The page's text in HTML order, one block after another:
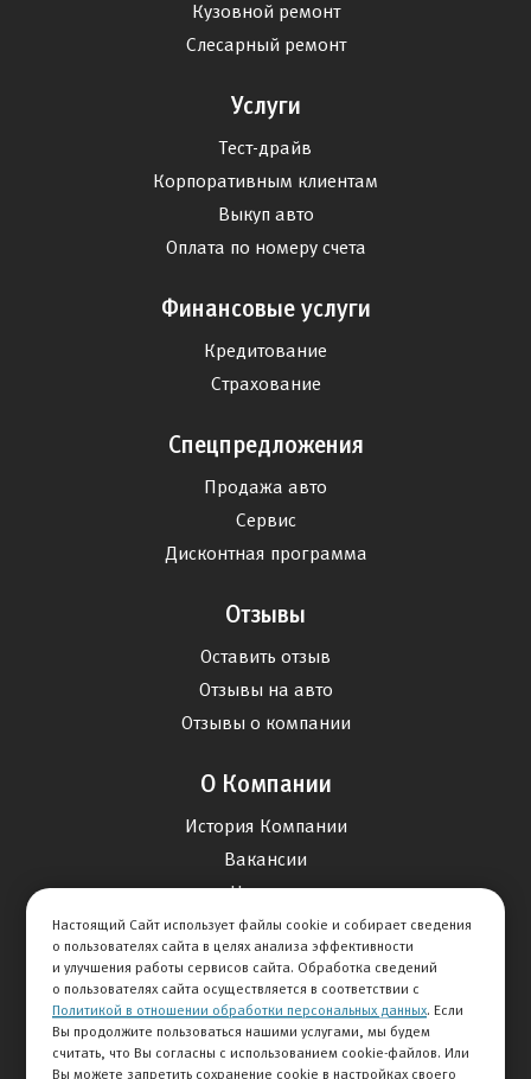
Кузовной ремонт
Слесарный ремонт
Услуги
Тест-драйв
Корпоративным клиентам
Выкуп авто
Оплата по номеру счета
Финансовые услуги
Кредитование
Страхование
Спецпредложения
Продажа авто
Сервис
Дисконтная программа
Отзывы
Оставить отзыв
Отзывы на авто
Отзывы о компании
О Компании
История Компании
Вакансии
Новости
Карта сайта
Контакты
Настоящий Сайт использует файлы cookie и собирает сведения
о пользователях сайта в целях анализа эффективности
и улучшения работы сервисов сайта. Обработка сведений
о пользователях сайта осуществляется в соответствии с
Политикой в отношении обработки персональных данных. Если
Вы продолжите пользоваться нашими услугами, мы будем
считать, что Вы согласны с использованием cookie-файлов. Или
Вы можете запретить сохранение cookie в настройках своего